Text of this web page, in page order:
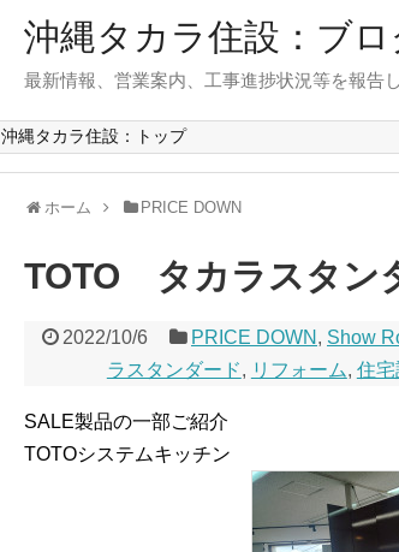
沖縄タカラ住設：ブロ
最新情報、営業案内、工事進捗状況等を報告し
沖縄タカラ住設：トップ
ホーム PRICE DOWN
TOTO タカラスタン
2022/10/6 PRICE DOWN , Show
ラスタンダード, リフォーム, 住
SALE製品の一部ご紹介
TOTOシステムキッチン